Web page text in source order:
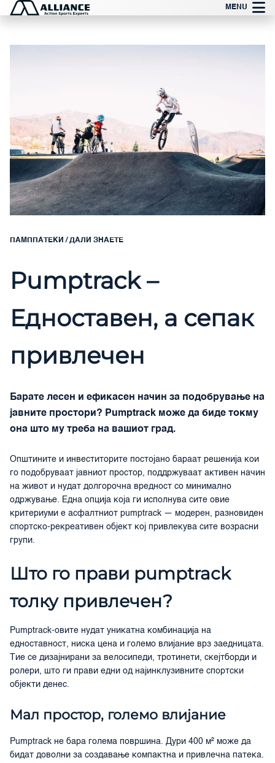
Прескокни
MENU
ПАМППАТЕКИ /ДАЛИ ЗНАЕТЕ
Pumptrack –
Едноставен, а сепак
привлечен
Барате лесен и ефикасен начин за подобрување на
јавните простори? Pumptrack може да биде токму
она што му треба на вашиот град.
Општините и инвеститорите постојано бараат решенија кои
го подобруваат јавниот простор, поддржуваат активен начин
на живот и нудат долгорочна вредност со минимално
одржување. Една опција која ги исполнува сите овие
критериуми е асфалтниот pumptrack — модерен, разновиден
спортско-рекреативен објект кој привлекува сите возрасни
групи.
Што го прави pumptrack
толку привлечен?
Pumptrack-овите нудат уникатна комбинација на
едноставност, ниска цена и големо влијание врз заедницата.
Тие се дизајнирани за велосипеди, тротинети, скејтборди и
ролери, што ги прави едни од најинклузивните спортски
објекти денес.
Мал простор, големо влијание
Pumptrack не бара голема површина. Дури 400 м² може да
бидат доволни за создавање компактна и привлечна патека.